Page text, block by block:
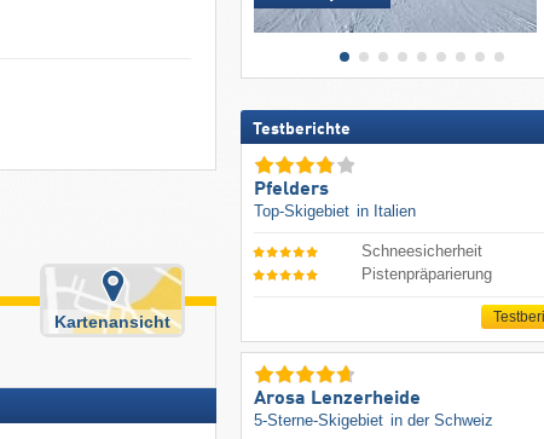
Kartenansicht
Testberichte
Pfelders
Top-Skigebiet in Italien
Schneesicherheit
Pistenpräparierung
Arosa Lenzerheide
5-Sterne-Skigebiet in der Schweiz